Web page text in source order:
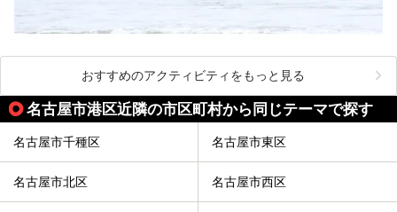
おすすめのアクティビティをもっと見る
名古屋市港区近隣の市区町村から同じテーマで探す
名古屋市千種区 名古屋市東区
名古屋市北区 名古屋市西区